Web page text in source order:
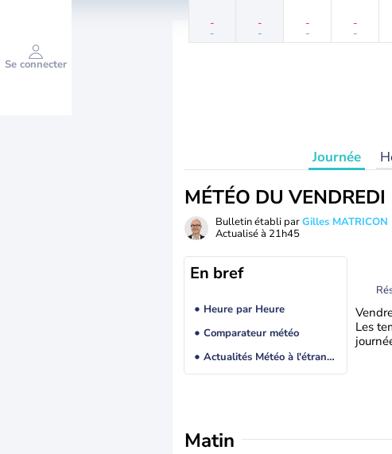
Se connecter
-
-
-
-
-
-
-
-
Journée
MÉTÉO DU
Bulletin établi parGilles MATRICON
Actualisé à 21h45
En bref
Heure par Heure
Comparateur météo
Actualités Météo à l'étranger
Les
Matin